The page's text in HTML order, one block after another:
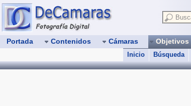
Portada Contenidos Cámaras Objetivos
Inicio Búsqueda